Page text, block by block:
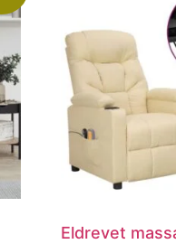
Eldrevet